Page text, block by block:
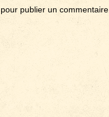
pour publier un commentaire.